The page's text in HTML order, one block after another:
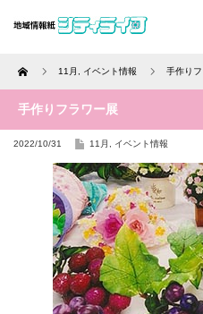
Home 11月 イベント情報 手作り
手作りフラワー展
2022/10/31 11月 イベント情報